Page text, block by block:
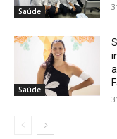
Saúde
Saúde